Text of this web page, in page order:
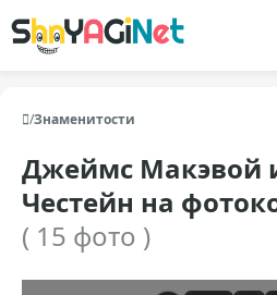
/Знаменитости
Джеймс Макэвой
Честейн на
( 15 фото )